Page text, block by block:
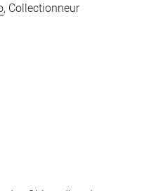
, Collectionneur